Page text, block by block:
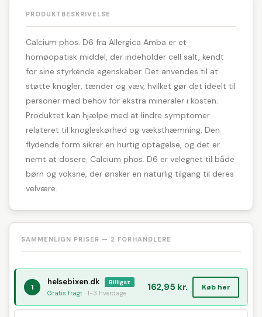
PRODUKTBESKRIVELSE
Calcium phos. D6 fra Allergica Amba er et
homøopatisk middel, der indeholder cell salt, kendt
for sine styrkende egenskaber. Det anvendes til at
støtte knogler, tænder og væv, hvilket gør det ideelt til
personer med behov for ekstra mineraler i kosten.
Produktet kan hjælpe med at lindre symptomer
relateret til knogleskørhed og væksthæmning. Den
flydende form sikrer en hurtig optagelse, og det er
nemt at dosere. Calcium phos. D6 er velegnet til både
børn og voksne, der ønsker en naturlig tilgang til deres
velvære.
SAMMENLIGN PRISER — 2 FORHANDLERE
1
helsebixen.dk Billigst
Gratis fragt · 1-3 hverdage 162,95 kr. Køb her